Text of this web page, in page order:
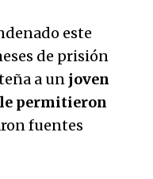
este
de prisión
a un joven
le permitieron
fuentes